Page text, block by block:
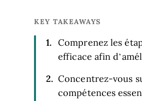
KEY TAKEAWAYS
Comprenez les
efficace afin
Concentrez-vous
compétences